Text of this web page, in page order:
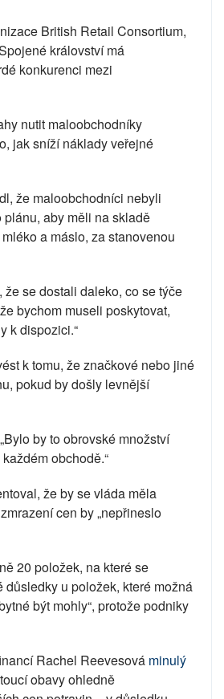
British Retail Consortium,
království má
konkurenci mezi
nutit maloobchodníky
jak sníží náklady veřejné
že maloobchodníci nebyli
aby měli na skladě
a máslo, za stanovenou
se dostali daleko, co se týče
bychom museli poskytovat,
k dispozici.“
k tomu, že značkové nebo jiné
pokud by došly levnější
by to obrovské množství
obchodě.“
že by se vláda měla
cen by „nepřineslo
20 položek, na které se
u položek, které možná
být mohly“, protože podniky
Rachel Reevesová minulý
obavy ohledně